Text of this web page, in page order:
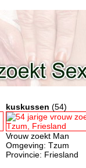
kuskussen (54)
Vrouw zoekt Man
Omgeving: Tzum
Provincie: Friesland